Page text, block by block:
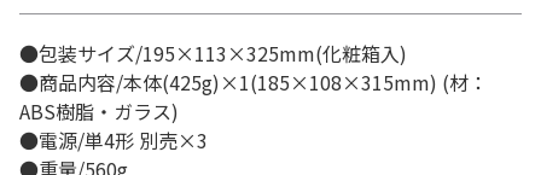
●包装サイズ/195×113×325mm(化粧箱入)
●商品内容/本体(425g)×1(185×108×315mm) (材：
ABS樹脂・ガラス)
●電源/単4形 別売×3
●重量/560g